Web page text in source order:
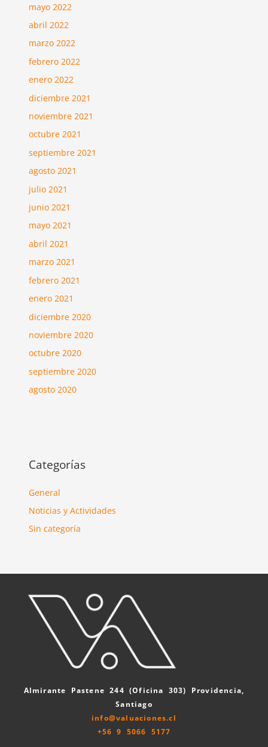
mayo 2022
abril 2022
marzo 2022
febrero 2022
enero 2022
diciembre 2021
noviembre 2021
octubre 2021
septiembre 2021
agosto 2021
julio 2021
junio 2021
mayo 2021
abril 2021
marzo 2021
febrero 2021
enero 2021
diciembre 2020
noviembre 2020
octubre 2020
septiembre 2020
agosto 2020
Categorías
General
Noticias y Actividades
Sin categoría
Almirante Pastene 244 (Oficina 303) Providencia,
Santiago
info@valuaciones.cl
+56 9 5066 5177